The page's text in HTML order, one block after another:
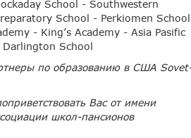
School - Southwestern
School - Perkiomen School
- King’s Academy - Asia Pasific
School
по образованию в США
Вас от имени
школ-пансионов